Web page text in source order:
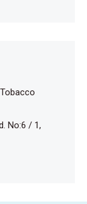
No:6 / 1,